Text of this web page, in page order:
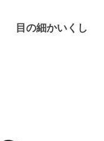
目の細かいくし